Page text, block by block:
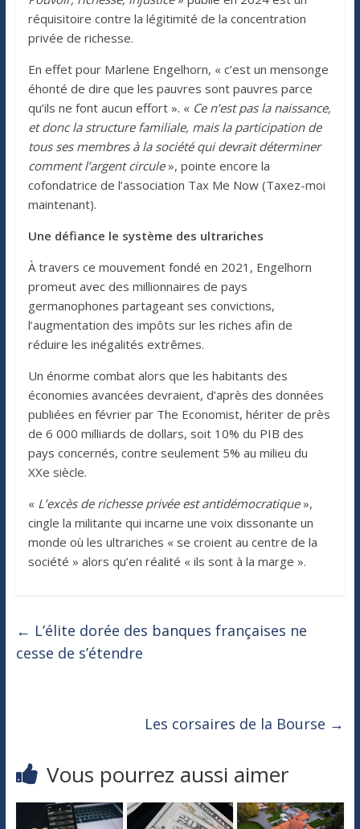
réquisitoire contre la légitimité de la concentration
privée de richesse.
En effet pour Marlene Engelhorn, « c’est un mensonge
éhonté de dire que les pauvres sont pauvres parce
qu’ils ne font aucun effort ». « Ce n’est pas la naissance,
et donc la structure familiale, mais la participation de
tous ses membres à la société qui devrait déterminer
comment l’argent circule», pointe encore la
cofondatrice de l’association Tax Me Now (Taxez-moi
maintenant).
Une défiance le système des ultrariches
À travers ce mouvement fondé en 2021, Engelhorn
promeut avec des millionnaires de pays
germanophones partageant ses convictions,
l’augmentation des impôts sur les riches afin de
réduire les inégalités extrêmes.
Un énorme combat alors que les habitants des
économies avancées devraient, d’après des données
publiées en février par The Economist, hériter de près
de 6 000 milliards de dollars, soit 10% du PIB des
pays concernés, contre seulement 5% au milieu du
XXe siècle.
« L’excès de richesse privée est antidémocratique»,
cingle la militante qui incarne une voix dissonante un
monde où les ultrariches « se croient au centre de la
société » alors qu’en réalité « ils sont à la marge ».
← L’élite dorée des banques françaises ne
cesse de s’étendre
Les corsaires de la Bourse →
Vous pourrez aussi aimer